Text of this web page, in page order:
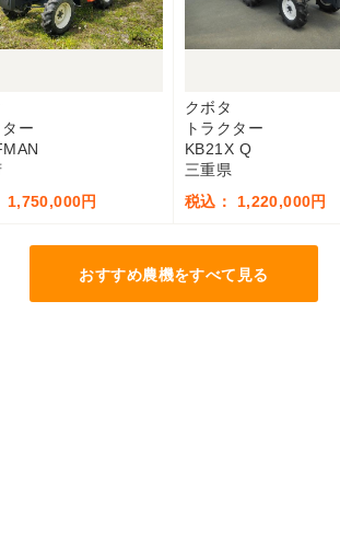
ター
1,750,000円
クボタ
トラクター
KB21X Q
三重県
税込： 1,220,000円
おすすめ農機をすべて見る